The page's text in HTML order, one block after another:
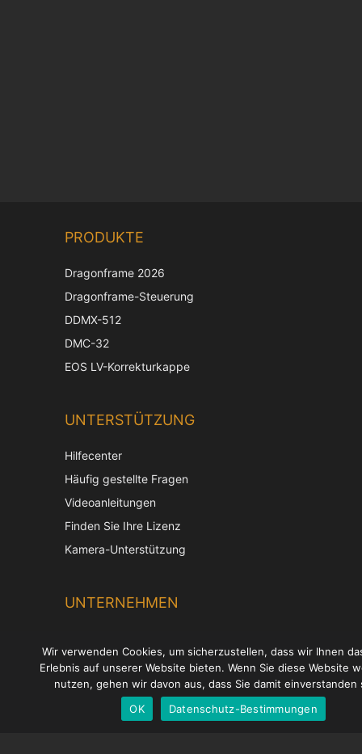
PRODUKTE
Dragonframe 2026
Dragonframe-Steuerung
DDMX-512
DMC-32
EOS LV-Korrekturkappe
UNTERSTÜTZUNG
Hilfecenter
Häufig gestellte Fragen
Videoanleitungen
Finden Sie Ihre Lizenz
Kamera-Unterstützung
UNTERNEHMEN
Kontaktiere uns
Geschäftsbedingungen
Datenschutz-Bestimmungen
Wir verwenden Cookies, um sicherzustellen, dass wir Ihnen
Erlebnis auf unserer Website bieten. Wenn Sie diese Website
nutzen, gehen wir davon aus, dass Sie damit einverstanden
OK
Datenschutz-Bestimmungen